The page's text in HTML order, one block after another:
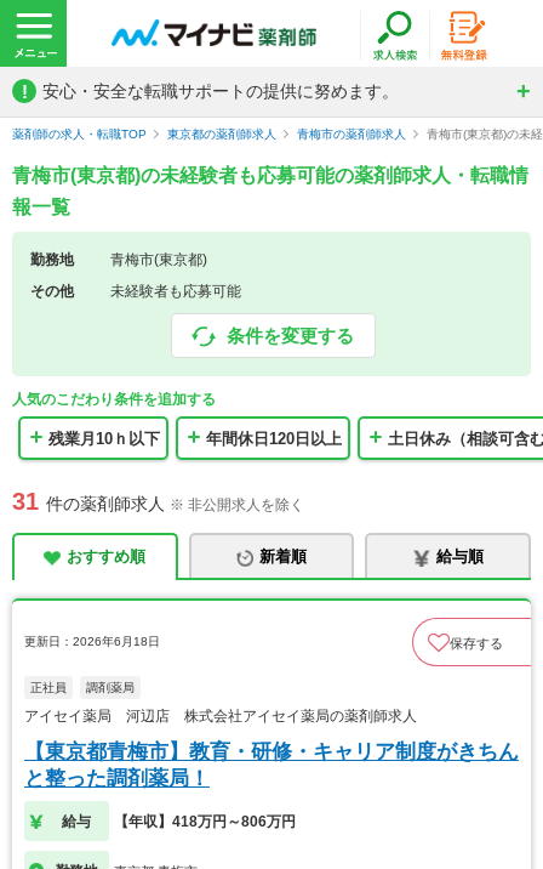
! 安心・安全な転職サポートの提供に努めます。
薬剤師の求人・転職TOP 東京都の薬剤師求人 青梅市の薬剤師求人 青梅市(東京都)の未
青梅市(東京都)の未経験者も応募可能の薬剤師求人・転職情
報一覧
勤務地
青梅市(東京都)
その他
未経験者も応募可能
条件を変更する
人気のこだわり条件を追加する
残業月10ｈ以下 年間休日120日以上 土日休み（相談可含
31 件の薬剤師求人 ※ 非公開求人を除く
おすすめ順 新着順 給与順
更新日：2026年6月18日 保存する
正社員 調剤薬局
アイセイ薬局 河辺店 株式会社アイセイ薬局の薬剤師求人
【東京都青梅市】教育・研修・キャリア制度がきちん
と整った調剤薬局！
給与 【年収】418万円～806万円